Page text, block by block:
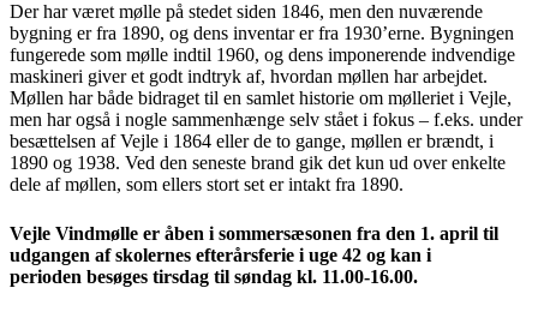
Der har været mølle på stedet siden 1846, men den nuværende
bygning er fra 1890, og dens inventar er fra 1930’erne. Bygningen
fungerede som mølle indtil 1960, og dens imponerende indvendige
maskineri giver et godt indtryk af, hvordan møllen har arbejdet.
Møllen har både bidraget til en samlet historie om mølleriet i Vejle,
men har også i nogle sammenhænge selv stået i fokus – f.eks. under
besættelsen af Vejle i 1864 eller de to gange, møllen er brændt, i
1890 og 1938. Ved den seneste brand gik det kun ud over enkelte
dele af møllen, som ellers stort set er intakt fra 1890.
Vejle Vindmølle er åben i sommersæsonen fra den 1. april til
udgangen af skolernes efterårsferie i uge 42 og kan i
perioden besøges tirsdag til søndag kl. 11.00-16.00.